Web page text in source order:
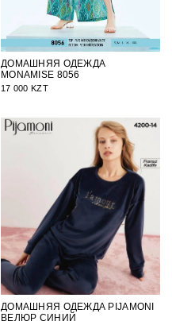
ДОМАШНЯЯ ОДЕЖДА
MONAMISE 8056
17 000 KZT
ДОМАШНЯЯ ОДЕЖДА PIJAMONI
ВЕЛЮР СИНИЙ